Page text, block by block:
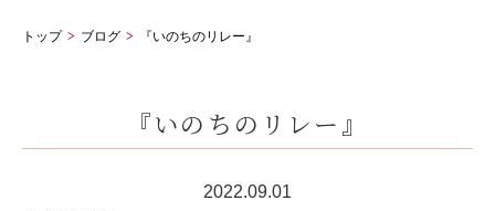
トップ ブログ 『いのちのリレー』
『いのちのリレー』
2022.09.01